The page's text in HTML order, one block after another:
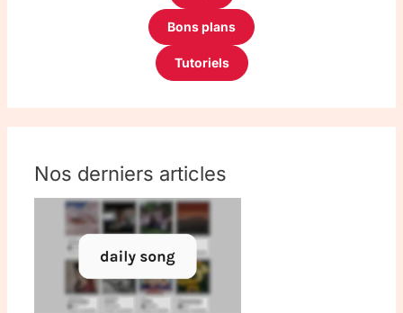
Bons plans
Tutoriels
Nos derniers articles